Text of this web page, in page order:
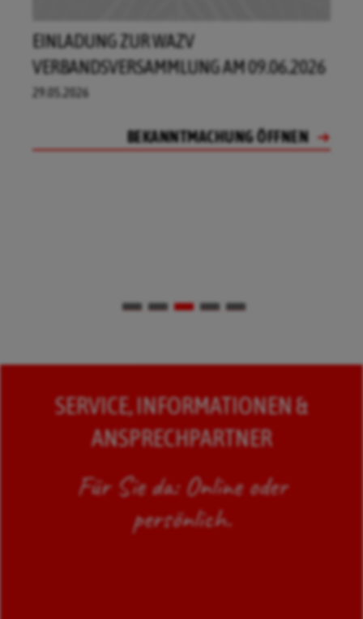
BEKANNTMACHUNG ÖFFNEN
EINLADUNG ZUR WAZV
VERBANDSVERSAMMLUNG AM 09.06.2026
29.05.2026
BEKANNTMACHUNG ÖFFNEN
BEKANNTMACHUNG ÖFFNEN
SERVICE, INFORMATIONEN &
ANSPRECHPARTNER
Für Sie da: Online oder
persönlich.